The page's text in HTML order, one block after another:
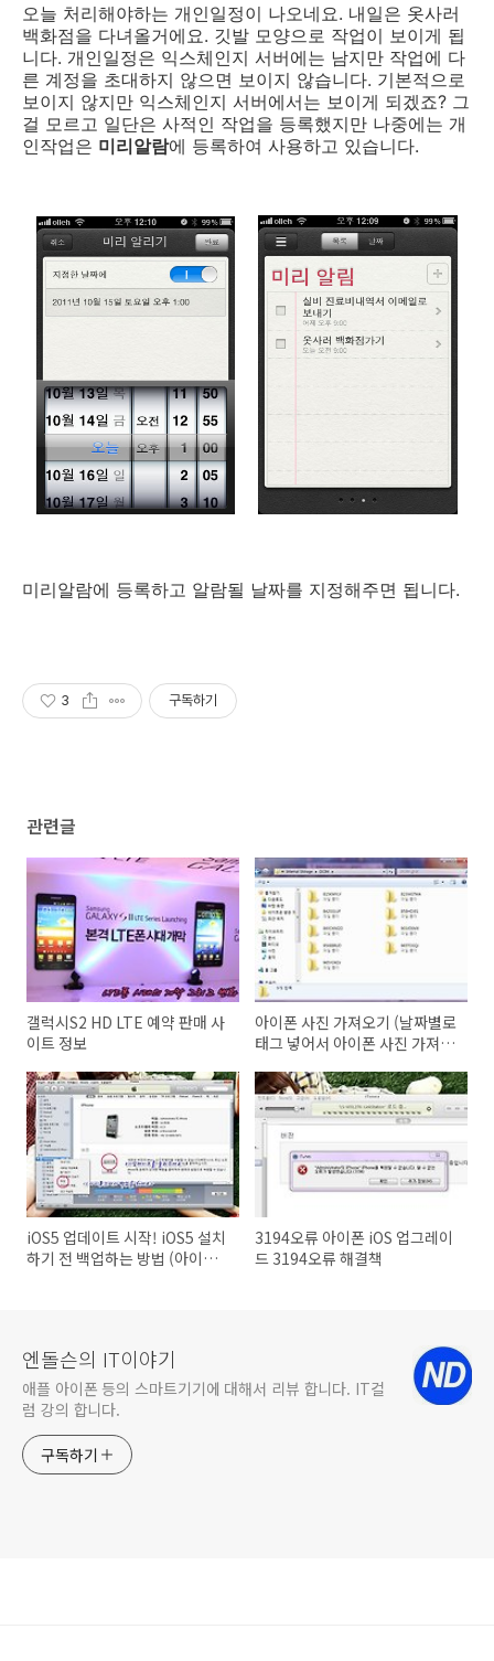
오늘 처리해야하는 개인일정이 나오네요. 내일은 옷사러
백화점을 다녀올거에요. 깃발 모양으로 작업이 보이게 됩
니다. 개인일정은 익스체인지 서버에는 남지만 작업에 다
른 계정을 초대하지 않으면 보이지 않습니다. 기본적으로
보이지 않지만 익스체인지 서버에서는 보이게 되겠죠? 그
걸 모르고 일단은 사적인 작업을 등록했지만 나중에는 개
인작업은 미리알람에 등록하여 사용하고 있습니다.
미리알람에 등록하고 알람될 날짜를 지정해주면 됩니다.
3 구독하기
관련글
갤럭시S2 HD LTE 예약 판매 사
이트 정보
아이폰 사진 가져오기 (날짜별로
태그 넣어서 아이폰 사진 가져오
iOS5 업데이트 시작! iOS5 설치
하기 전 백업하는 방법 (아이튠
3194오류 아이폰 iOS 업그레이
드 3194오류 해결책
엔돌슨의 IT이야기
애플 아이폰 등의 스마트기기에 대해서 리뷰 합니다. IT컬
럼 강의 합니다.
구독하기